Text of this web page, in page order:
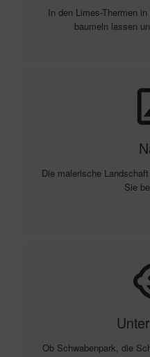
In den Limes-Thermen
baumeln lassen
Die malerische
Sie
Ob Schwabenpark, die